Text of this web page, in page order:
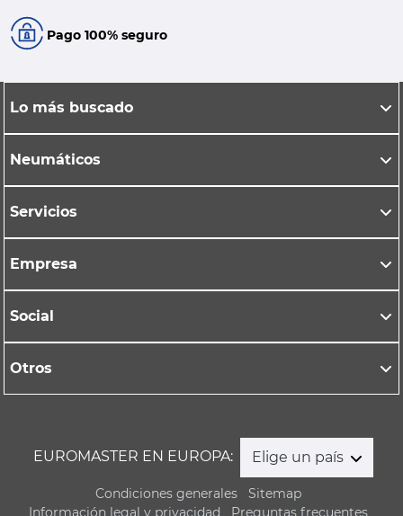
Pago 100% seguro
Lo más buscado
Neumáticos
Servicios
Empresa
Social
Otros
EUROMASTER EN EUROPA: Elige un país
Condiciones generales
Sitemap
Información legal y privacidad
Preguntas frecuentes